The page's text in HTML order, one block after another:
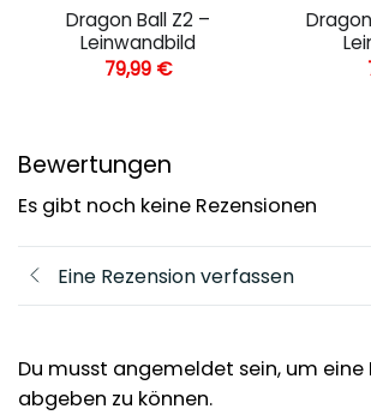
Dragon Ball Z2 –
Leinwandbild
79,99 €
Bewertungen
Es gibt noch keine Rezensionen
Eine Rezension verfassen
Du musst angemeldet sein, um eine
abgeben zu können.